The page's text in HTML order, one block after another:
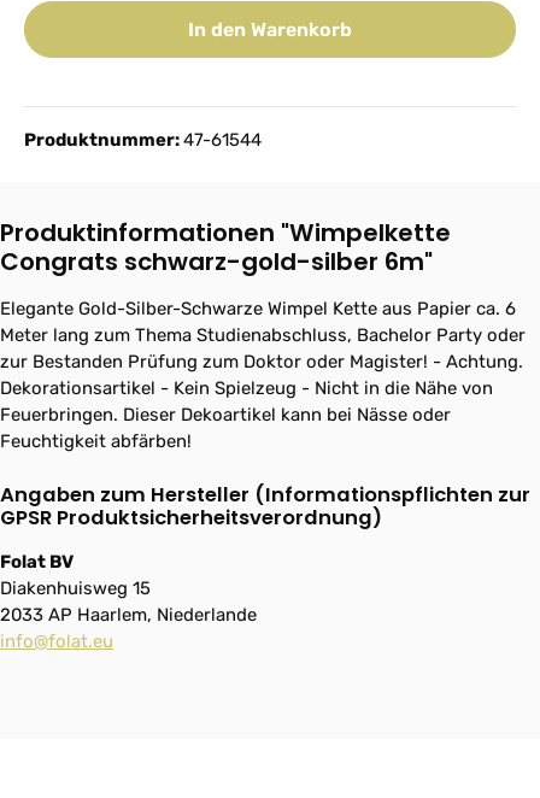
In den Warenkorb
Produktnummer:47-61544
Produktinformationen "Wimpelkette
Congrats schwarz-gold-silber 6m"
Elegante Gold-Silber-Schwarze Wimpel Kette aus Papier ca. 6
Meter lang zum Thema Studienabschluss, Bachelor Party oder
zur Bestanden Prüfung zum Doktor oder Magister! - Achtung.
Dekorationsartikel - Kein Spielzeug - Nicht in die Nähe von
Feuerbringen. Dieser Dekoartikel kann bei Nässe oder
Feuchtigkeit abfärben!
Angaben zum Hersteller (Informationspflichten zur
GPSR Produktsicherheitsverordnung)
Folat BV
Diakenhuisweg 15
2033 AP Haarlem, Niederlande
info@folat.eu